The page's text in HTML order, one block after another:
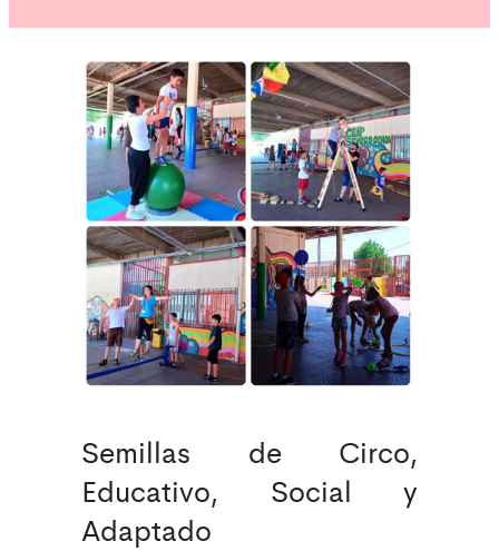
Semillas de Circo,
Educativo, Social y
Adaptado